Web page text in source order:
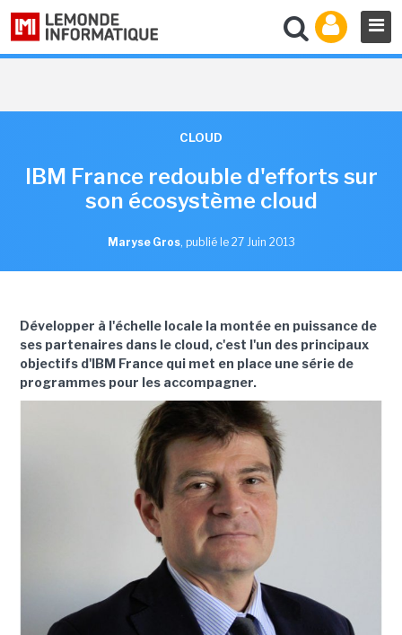
CLOUD
IBM France redouble d'efforts sur
son écosystème cloud
Maryse Gros, publié le 27 Juin 2013
Développer à l'échelle locale la montée en puissance de
ses partenaires dans le cloud, c'est l'un des principaux
objectifs d'IBM France qui met en place une série de
programmes pour les accompagner.